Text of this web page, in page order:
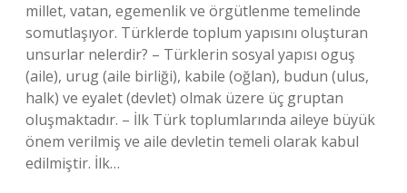
millet, vatan, egemenlik ve örgütlenme temelinde
somutlaşıyor. Türklerde toplum yapısını oluşturan
unsurlar nelerdir? – Türklerin sosyal yapısı oguş
(aile), urug (aile birliği), kabile (oğlan), budun (ulus,
halk) ve eyalet (devlet) olmak üzere üç gruptan
oluşmaktadır. – İlk Türk toplumlarında aileye büyük
önem verilmiş ve aile devletin temeli olarak kabul
edilmiştir. İlk…